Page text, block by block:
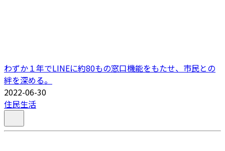
わずか１年でLINEに約80もの窓口機能をもたせ、市民との
絆を深める。
2022-06-30
住民生活